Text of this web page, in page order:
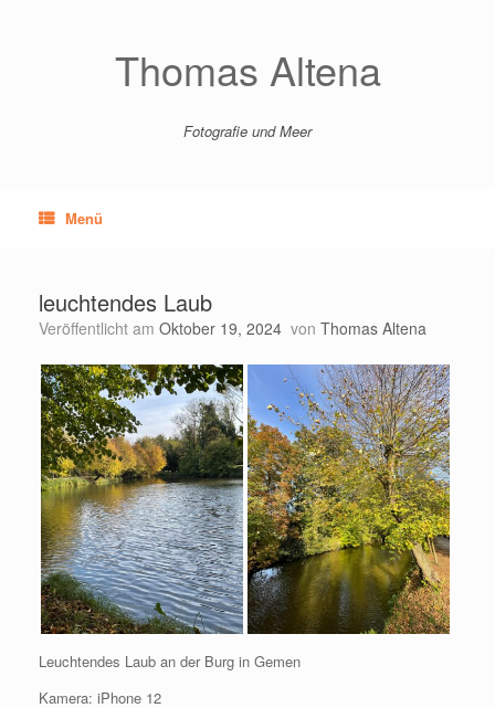
Thomas Altena
Fotografie und Meer
Menü
leuchtendes Laub
Veröffentlicht am Oktober 19, 2024 von Thomas Altena
Leuchtendes Laub an der Burg in Gemen
Kamera: iPhone 12